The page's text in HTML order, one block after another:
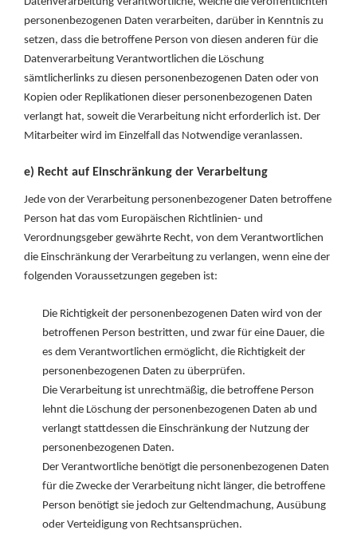
personenbezogenen Daten verarbeiten, darüber in Kenntnis zu
setzen, dass die betroffene Person von diesen anderen für die
Datenverarbeitung Verantwortlichen die Löschung
sämtlicherlinks zu diesen personenbezogenen Daten oder von
Kopien oder Replikationen dieser personenbezogenen Daten
verlangt hat, soweit die Verarbeitung nicht erforderlich ist. Der
Mitarbeiter wird im Einzelfall das Notwendige veranlassen.
e) Recht auf Einschränkung der Verarbeitung
Jede von der Verarbeitung personenbezogener Daten betroffene
Person hat das vom Europäischen Richtlinien- und
Verordnungsgeber gewährte Recht, von dem Verantwortlichen
die Einschränkung der Verarbeitung zu verlangen, wenn eine der
folgenden Voraussetzungen gegeben ist:
Die Richtigkeit der personenbezogenen Daten wird von der
betroffenen Person bestritten, und zwar für eine Dauer, die
es dem Verantwortlichen ermöglicht, die Richtigkeit der
personenbezogenen Daten zu überprüfen.
Die Verarbeitung ist unrechtmäßig, die betroffene Person
lehnt die Löschung der personenbezogenen Daten ab und
verlangt stattdessen die Einschränkung der Nutzung der
personenbezogenen Daten.
Der Verantwortliche benötigt die personenbezogenen Daten
für die Zwecke der Verarbeitung nicht länger, die betroffene
Person benötigt sie jedoch zur Geltendmachung, Ausübung
oder Verteidigung von Rechtsansprüchen.